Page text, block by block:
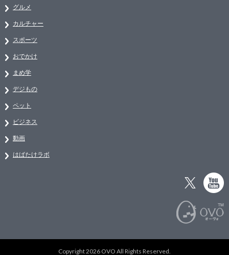
グルメ
カルチャー
スポーツ
おでかけ
まめ学
デジもの
ペット
ビジネス
動画
はばたけラボ
Copyright 2026 OVO All Rights Reserved.